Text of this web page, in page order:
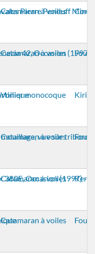
Catamaran à voiles
Catamaran à voiles
Voilier monocoque Kirie
Catamaran à voiles
Catamaran à voiles
Catamaran à voiles